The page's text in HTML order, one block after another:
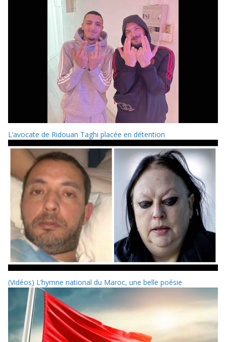
L’avocate de Ridouan Taghi placée en détention
(Vidéos) L’hymne national du Maroc, une belle poésie